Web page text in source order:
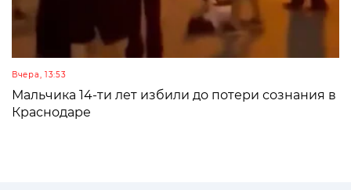
Вчера, 13:53
Мальчика 14-ти лет избили до потери сознания в
Краснодаре